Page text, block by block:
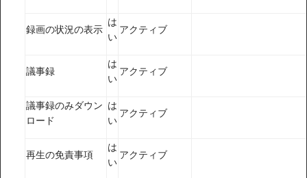
録画の状況の表示
は
い
アクティブ
議事録
は
い
アクティブ
議事録のみダウン
ロード
は
い
アクティブ
再生の免責事項
は
い
アクティブ